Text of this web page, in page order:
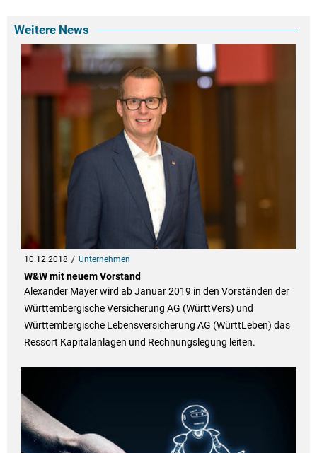
Weitere News
10.12.2018 Unternehmen
W&W mit neuem Vorstand
Alexander Mayer wird ab Januar 2019 in den Vorständen der
Württembergische Versicherung AG (WürttVers) und
Württembergische Lebensversicherung AG (WürttLeben) das
Ressort Kapitalanlagen und Rechnungslegung leiten.